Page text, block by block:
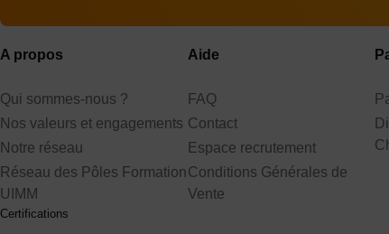
A propos
Qui sommes-nous ?
Nos valeurs et engagements
Notre réseau
Réseau des Pôles Formation
UIMM
Aide
FAQ
Contact
Espace recrutement
Conditions Générales de
Vente
Certifications